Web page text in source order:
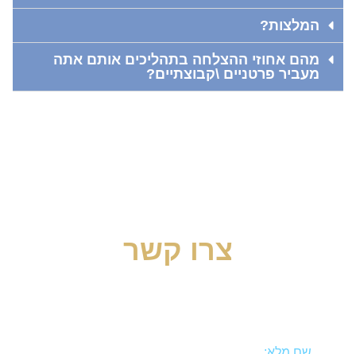
המלצות?
מהם אחוזי ההצלחה בתהליכים אותם אתה
מעביר פרטניים \קבוצתיים?
צרו קשר